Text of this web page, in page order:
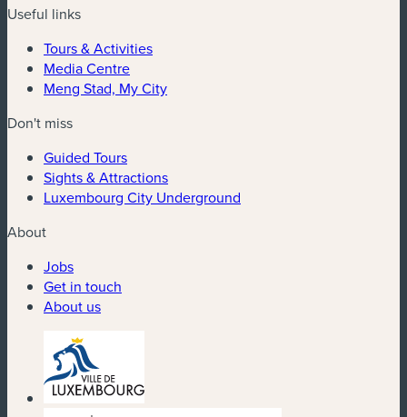
Useful links
Tours & Activities
Media Centre
Meng Stad, My City
Don't miss
Guided Tours
Sights & Attractions
Luxembourg City Underground
About
Jobs
Get in touch
About us